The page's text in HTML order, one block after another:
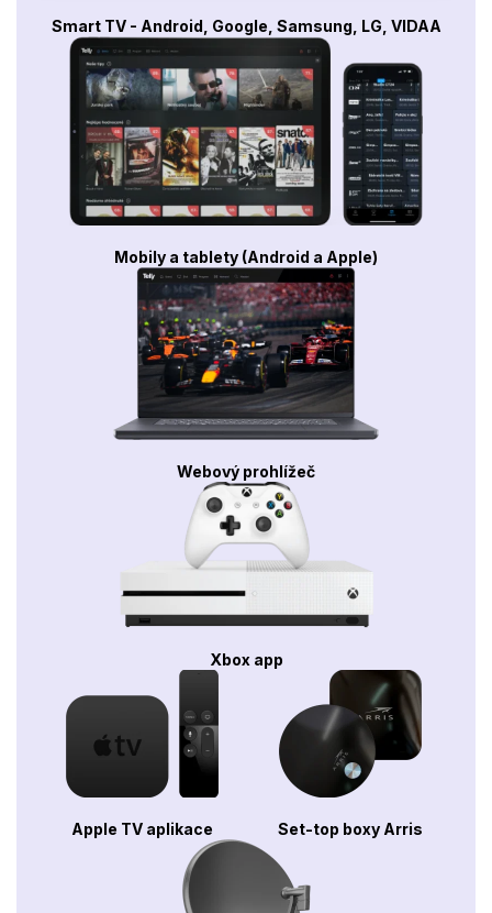
Smart TV - Android, Google, Samsung, LG, VIDAA
Mobily a tablety (Android a Apple)
Webový prohlížeč
Xbox app
Apple TV aplikace Set-top boxy Arris